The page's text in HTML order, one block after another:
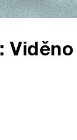
Viděno